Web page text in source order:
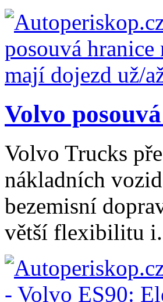
Volvo
Volvo Trucks
nákladních
bezemisní
větší flexibilitu